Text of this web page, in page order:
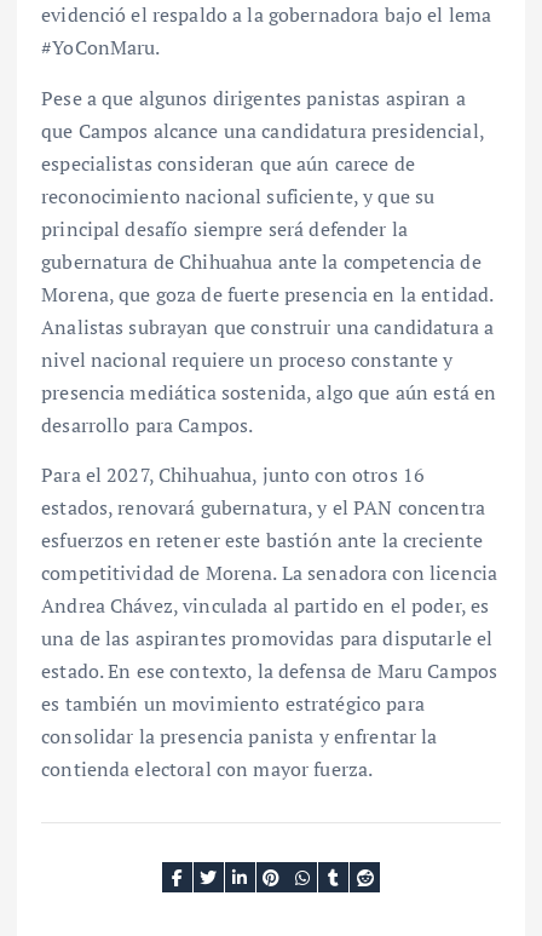
evidenció el respaldo a la gobernadora bajo el lema
#YoConMaru.
Pese a que algunos dirigentes panistas aspiran a
que Campos alcance una candidatura presidencial,
especialistas consideran que aún carece de
reconocimiento nacional suficiente, y que su
principal desafío siempre será defender la
gubernatura de Chihuahua ante la competencia de
Morena, que goza de fuerte presencia en la entidad.
Analistas subrayan que construir una candidatura a
nivel nacional requiere un proceso constante y
presencia mediática sostenida, algo que aún está en
desarrollo para Campos.
Para el 2027, Chihuahua, junto con otros 16
estados, renovará gubernatura, y el PAN concentra
esfuerzos en retener este bastión ante la creciente
competitividad de Morena. La senadora con licencia
Andrea Chávez, vinculada al partido en el poder, es
una de las aspirantes promovidas para disputarle el
estado. En ese contexto, la defensa de Maru Campos
es también un movimiento estratégico para
consolidar la presencia panista y enfrentar la
contienda electoral con mayor fuerza.